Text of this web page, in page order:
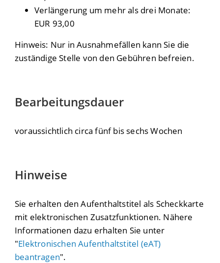
Verlängerung um mehr als drei Monate:
EUR 93,00
Hinweis: Nur in Ausnahmefällen kann Sie die
zuständige Stelle von den Gebühren befreien.
Bearbeitungsdauer
voraussichtlich circa fünf bis sechs Wochen
Hinweise
Sie erhalten den Aufenthaltstitel als Scheckkarte
mit elektronischen Zusatzfunktionen. Nähere
Informationen dazu erhalten Sie unter
"Elektronischen Aufenthaltstitel (eAT)
beantragen".